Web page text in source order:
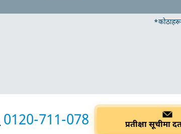
*कोठाहरू
0120-711-078 प्रतीक्षा सूचीमा